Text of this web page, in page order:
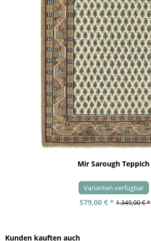
Mir Sarough Teppich
Varianten verfügbar
579,00 € * 1.349,00 € *
Kunden kauften auch